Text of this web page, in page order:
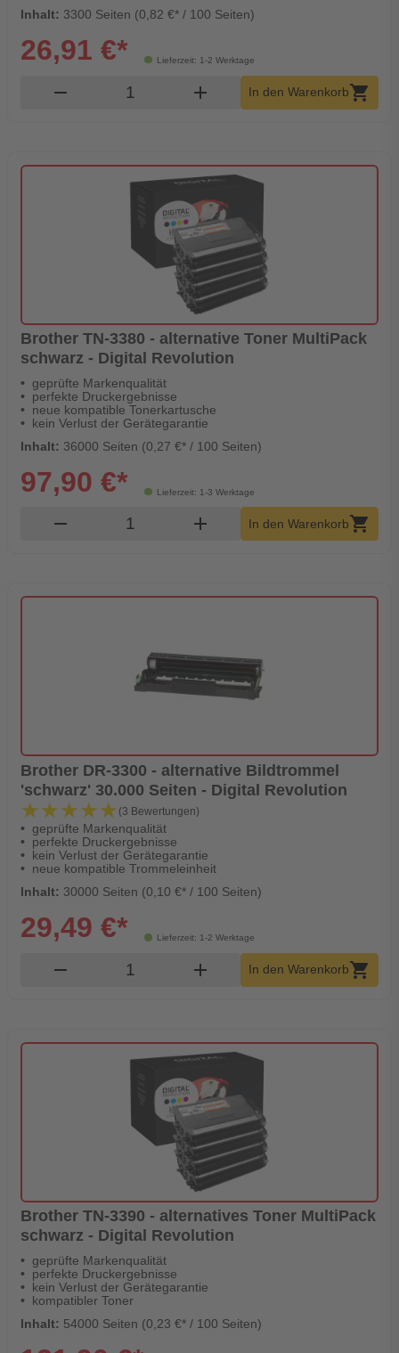
Inhalt: 3300 Seiten (0,82 €* / 100 Seiten)
Lieferzeit: 1-2 Werktage
26,91 €*
remove Produkt Warenkorb Menge
add In den Warenkorbshopping_cart
Brother TN-3380 - alternative Toner MultiPack
schwarz - Digital Revolution
geprüfte Markenqualität
perfekte Druckergebnisse
neue kompatible Tonerkartusche
kein Verlust der Gerätegarantie
Inhalt: 36000 Seiten (0,27 €* / 100 Seiten)
Lieferzeit: 1-3 Werktage
97,90 €*
remove Produkt Warenkorb Menge
add In den Warenkorbshopping_cart
Brother DR-3300 - alternative Bildtrommel
'schwarz' 30.000 Seiten - Digital Revolution
★★★★★
★★★★★ (3 Bewertungen)
geprüfte Markenqualität
perfekte Druckergebnisse
kein Verlust der Gerätegarantie
neue kompatible Trommeleinheit
Inhalt: 30000 Seiten (0,10 €* / 100 Seiten)
Lieferzeit: 1-2 Werktage
29,49 €*
remove Produkt Warenkorb Menge
add In den Warenkorbshopping_cart
Brother TN-3390 - alternatives Toner MultiPack
schwarz - Digital Revolution
geprüfte Markenqualität
perfekte Druckergebnisse
kein Verlust der Gerätegarantie
kompatibler Toner
Inhalt: 54000 Seiten (0,23 €* / 100 Seiten)